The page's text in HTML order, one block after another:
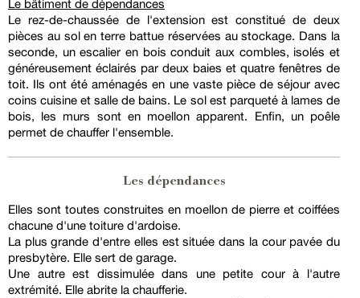
Le bâtiment de dépendances
Le rez-de-chaussée de l'extension est constitué de deux
pièces au sol en terre battue réservées au stockage. Dans la
seconde, un escalier en bois conduit aux combles, isolés et
généreusement éclairés par deux baies et quatre fenêtres de
toit. Ils ont été aménagés en une vaste pièce de séjour avec
coins cuisine et salle de bains. Le sol est parqueté à lames de
bois, les murs sont en moellon apparent. Enfin, un poêle
permet de chauffer l'ensemble.
Les dépendances
Elles sont toutes construites en moellon de pierre et coiffées
chacune d'une toiture d'ardoise.
La plus grande d'entre elles est située dans la cour pavée du
presbytère. Elle sert de garage.
Une autre est dissimulée dans une petite cour à l'autre
extrémité. Elle abrite la chaufferie.